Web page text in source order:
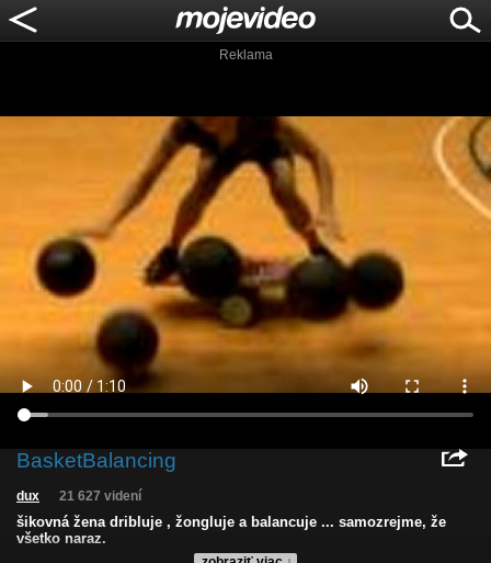
Reklama
BasketBalancing
dux 21 627 videní
šikovná žena dribluje , žongluje a balancuje ... samozrejme, že
všetko naraz.